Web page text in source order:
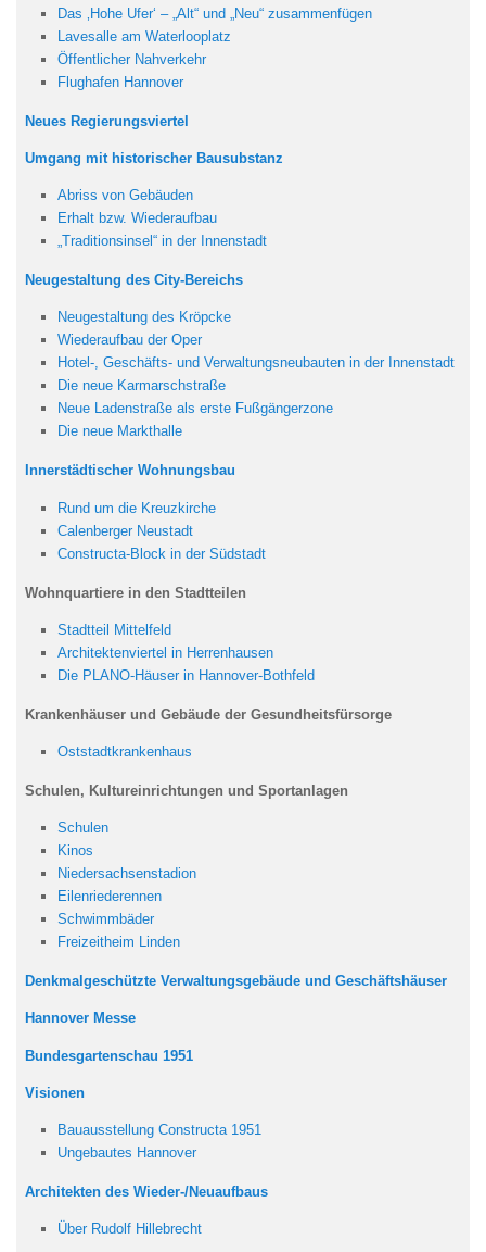
Das ‚Hohe Ufer‘ – „Alt“ und „Neu“ zusammenfügen
Lavesalle am Waterlooplatz
Öffentlicher Nahverkehr
Flughafen Hannover
Neues Regierungsviertel
Umgang mit historischer Bausubstanz
Abriss von Gebäuden
Erhalt bzw. Wiederaufbau
„Traditionsinsel“ in der Innenstadt
Neugestaltung des City-Bereichs
Neugestaltung des Kröpcke
Wiederaufbau der Oper
Hotel-, Geschäfts- und Verwaltungsneubauten in der Innenstadt
Die neue Karmarschstraße
Neue Ladenstraße als erste Fußgängerzone
Die neue Markthalle
Innerstädtischer Wohnungsbau
Rund um die Kreuzkirche
Calenberger Neustadt
Constructa-Block in der Südstadt
Wohnquartiere in den Stadtteilen
Stadtteil Mittelfeld
Architektenviertel in Herrenhausen
Die PLANO-Häuser in Hannover-Bothfeld
Krankenhäuser und Gebäude der Gesundheitsfürsorge
Oststadtkrankenhaus
Schulen, Kultureinrichtungen und Sportanlagen
Schulen
Kinos
Niedersachsenstadion
Eilenriederennen
Schwimmbäder
Freizeitheim Linden
Denkmalgeschützte Verwaltungsgebäude und Geschäftshäuser
Hannover Messe
Bundesgartenschau 1951
Visionen
Bauausstellung Constructa 1951
Ungebautes Hannover
Architekten des Wieder-/Neuaufbaus
Über Rudolf Hillebrecht